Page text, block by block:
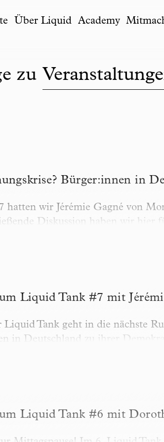
Über Liquid Academy
zu
Bürger:innen in
Bürger:innen in
wir Jérémie Gagné von
Diskussion haben wir hier
Tank #7 mit Jérémie Gagné
Liquid Tank #7 mit
Liquid Tank geht in die nächste
in Deutschland zu ihrer
Tank #6 mit Dorothea
Liquid Tank #6 mit